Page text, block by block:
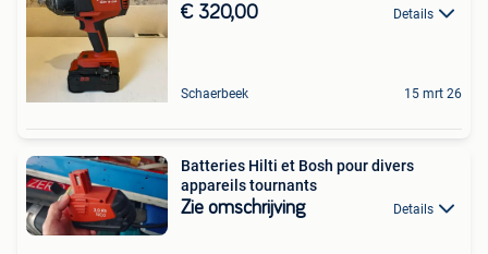
€ 320,00 Details
Schaerbeek 15 mrt 26
Batteries Hilti et Bosh pour divers
appareils tournants
Zie omschrijving Details